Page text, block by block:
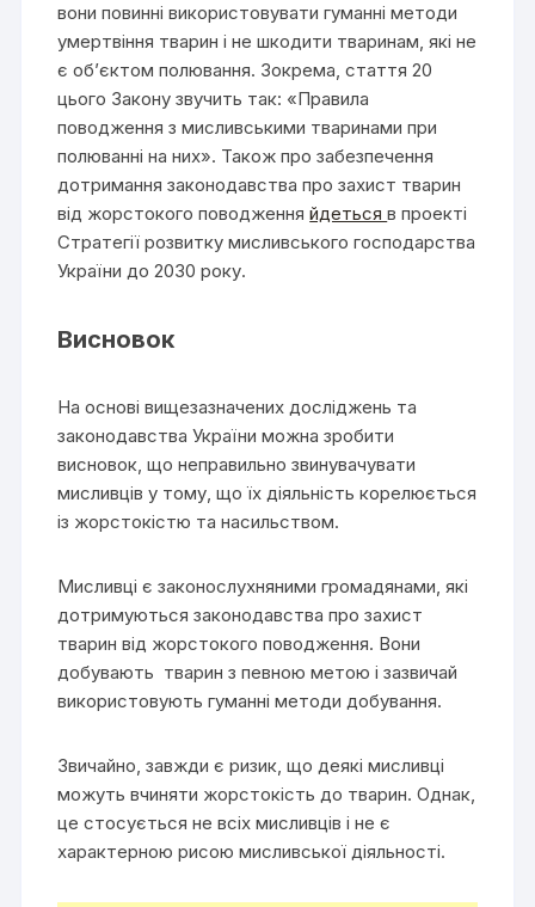
вони повинні використовувати гуманні методи
умертвіння тварин і не шкодити тваринам, які не
є об’єктом полювання. Зокрема, стаття 20
цього Закону звучить так: «Правила
поводження з мисливськими тваринами при
полюванні на них». Також про забезпечення
дотримання законодавства про захист тварин
від жорстокого поводженняйдетьсяв проекті
Стратегії розвитку мисливського господарства
України до 2030 року.
Висновок
На основі вищезазначених досліджень та
законодавства України можна зробити
висновок, що неправильно звинувачувати
мисливців у тому, що їх діяльність корелюється
із жорстокістю та насильством.
Мисливці є законослухняними громадянами, які
дотримуються законодавства про захист
тварин від жорстокого поводження. Вони
добувають тварин з певною метою і зазвичай
використовують гуманні методи добування.
Звичайно, завжди є ризик, що деякі мисливці
можуть вчиняти жорстокість до тварин. Однак,
це стосується не всіх мисливців і не є
характерною рисою мисливської діяльності.